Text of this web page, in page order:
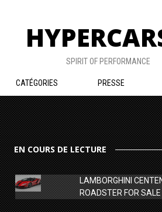
SPIRIT OF PERFORMANCE
CATÉGORIES PRESSE
EN COURS DE LECTURE
​LAMBORGHINI
ROADSTER FOR SALE